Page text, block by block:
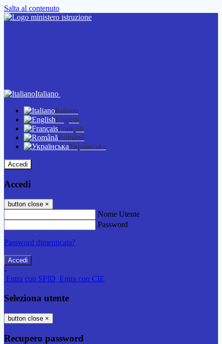
Salta al contenuto
Italiano
Italiano
English
Français
Română
Українська
Accedi
Accedi
button close ×
Nome Utente
Password
Password dimenticata?
-
Entra con SPID Entra con CIE
Seleziona utente
button close ×
Recupero password